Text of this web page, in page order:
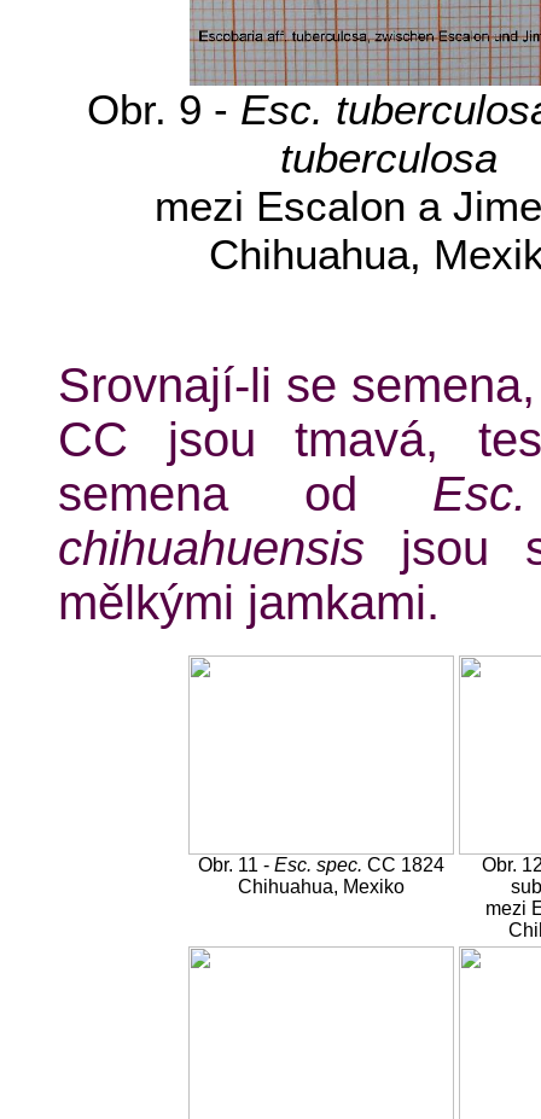
Obr. 9 - Esc.
tuberculosa
mezi Escalon a
Chihuahua,
Srovnají-li se
CC jsou tmavá,
semena od
chihuahuensis jsou
mělkými jamkami.
Obr. 11 - Esc. spec. CC 1824
Chihuahua, Mexiko
Obr.
mezi